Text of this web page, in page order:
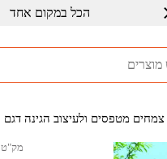
הכל במקום אחד
שרות ברמה גבוה
ולעיצוב הגינה דגם 7730 מבית טיפות טבע
מק"ט 104565